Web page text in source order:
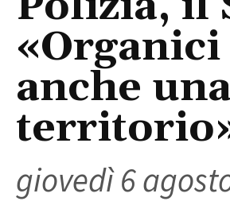
anche
giovedì 6